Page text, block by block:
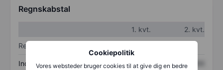
Cookiepolitik
Vores websteder bruger cookies til at give dig en bedre
Regnskabstal
1. kvt.
2. kvt.
Resultatopgørelse
Indtægter XXXXXXX XXXXXXX